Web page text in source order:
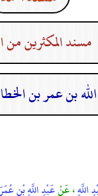
مسند المكثرين من
اللَّهِ، عَنْعَبْدِ اللَّهِ بْنِ